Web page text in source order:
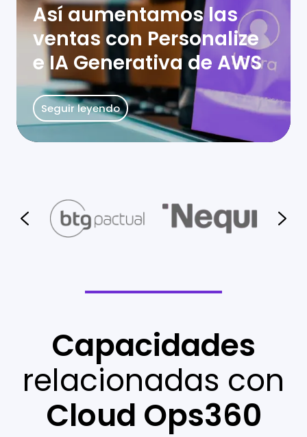
Así aumentamos las
ventas con Personalize
e IA Generativa de AWS
Seguir leyendo
Capacidades
relacionadas con
Cloud Ops360